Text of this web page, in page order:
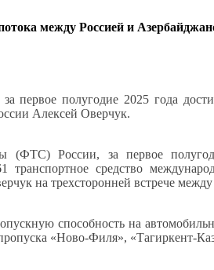
между Россией и
за первое полугодие 2025 года
Алексей Оверчук.
России, за первое
транспортное средство
на трехсторонней встрече
способность на
«Ново-Филя», «Тагиркент-